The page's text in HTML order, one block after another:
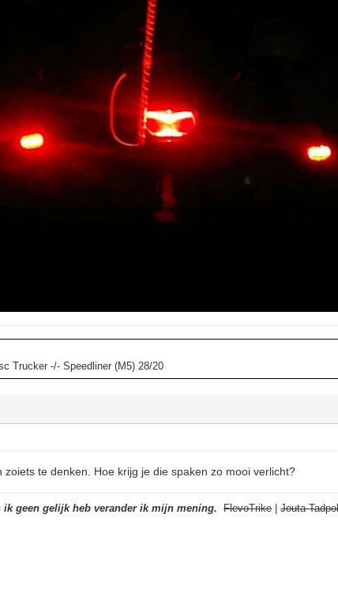
Trucker -/- Speedliner (M5) 28/20
zoiets te denken. Hoe krijg je die spaken zo mooi verlicht?
geen gelijk heb verander ik mijn mening. FlevoTrike|Jouta